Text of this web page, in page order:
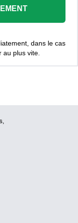
dans le cas
plus vite.